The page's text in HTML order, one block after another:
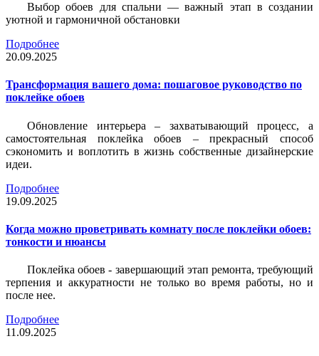
Выбор обоев для спальни — важный этап в создании
уютной и гармоничной обстановки
Подробнее
20.09.2025
Трансформация вашего дома: пошаговое руководство по
поклейке обоев
Обновление интерьера – захватывающий процесс, а
самостоятельная поклейка обоев – прекрасный способ
сэкономить и воплотить в жизнь собственные дизайнерские
идеи.
Подробнее
19.09.2025
Когда можно проветривать комнату после поклейки обоев:
тонкости и нюансы
Поклейка обоев - завершающий этап ремонта, требующий
терпения и аккуратности не только во время работы, но и
после нее.
Подробнее
11.09.2025